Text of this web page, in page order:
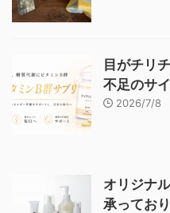
目がチリ
不足のサ
2026/7/8
オリジナ
承っており